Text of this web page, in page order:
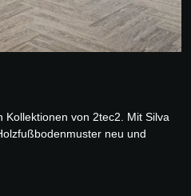
Kollektionen von 2tec2. Mit Silva
neu und